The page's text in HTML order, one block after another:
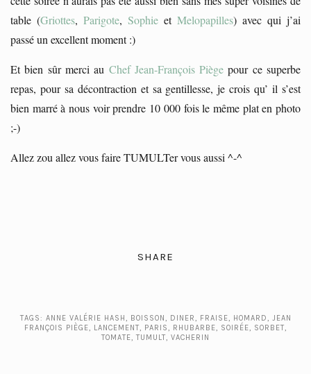
table (Griottes, Parigote, Sophie et Melopapilles) avec qui j’ai
passé un excellent moment :)
Et bien sûr merci au Chef Jean-François Piège pour ce superbe
repas, pour sa décontraction et sa gentillesse, je crois qu’ il s’est
bien marré à nous voir prendre 10 000 fois le même plat en photo
;-)
Allez zou allez vous faire TUMULTer vous aussi ^-^
SHARE
TAGS: ANNE VALÉRIE HASH, BOISSON, DINER, FRAISE, HOMARD, JEAN
FRANÇOIS PIÈGE, LANCEMENT, PARIS, RHUBARBE, SOIRÉE, SORBET,
TOMATE, TUMULT, VACHERIN